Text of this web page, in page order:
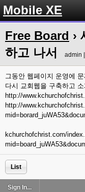
Mobile XE
Free Board ›
하고 나서
admin
그동안 웹페이지 운영에
다시 교회웹을 구축하고
http://
http://
kchurchofchrist.com/
List
Sign In...